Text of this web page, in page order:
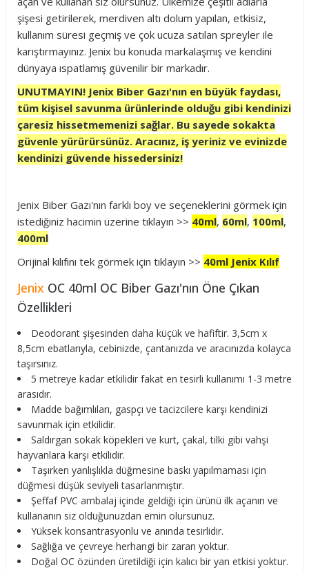
şişesi getirilerek, merdiven altı dolum yapılan, etkisiz,
kullanım süresi geçmiş ve çok ucuza satılan spreyler ile
karıştırmayınız. Jenix bu konuda markalaşmış ve kendini
dünyaya ıspatlamış güvenilir bir markadır.
UNUTMAYIN! Jenix Biber Gazı'nın en büyük faydası,
tüm kişisel savunma ürünlerinde olduğu gibi kendinizi
çaresiz hissetmemenizi sağlar. Bu sayede sokakta
güvenle yürürürsünüz. Aracınız, iş yeriniz ve evinizde
kendinizi güvende hissedersiniz!
Jenix Biber Gazı'nın farklı boy ve seçeneklerini görmek için
istediğiniz hacimin üzerine tıklayın >> 40ml, 60ml, 100ml,
400ml
Orijinal kılıfını tek görmek için tıklayın >> 40ml Jenix Kılıf
Jenix OC 40ml OC Biber Gazı'nın Öne Çıkan
Özellikleri
Deodorant şişesinden daha küçük ve hafiftir. 3,5cm x
8,5cm ebatlarıyla, cebinizde, çantanızda ve aracınızda kolayca
taşırsınız.
5 metreye kadar etkilidir fakat en tesirli kullanımı 1-3 metre
arasıdır.
Madde bağımlıları, gaspçı ve tacizcilere karşı kendinizi
savunmak için etkilidir.
Saldırgan sokak köpekleri ve kurt, çakal, tilki gibi vahşi
hayvanlara karşı etkilidir.
Taşırken yanlışlıkla düğmesine baskı yapılmaması için
düğmesi düşük seviyeli tasarlanmıştır.
Şeffaf PVC ambalaj içinde geldiği için ürünü ilk açanın ve
kullananın siz olduğunuzdan emin olursunuz.
Yüksek konsantrasyonlu ve anında tesirlidir.
Sağlığa ve çevreye herhangi bir zararı yoktur.
Doğal OC özünden üretildiği için kalıcı bir yan etkisi yoktur.